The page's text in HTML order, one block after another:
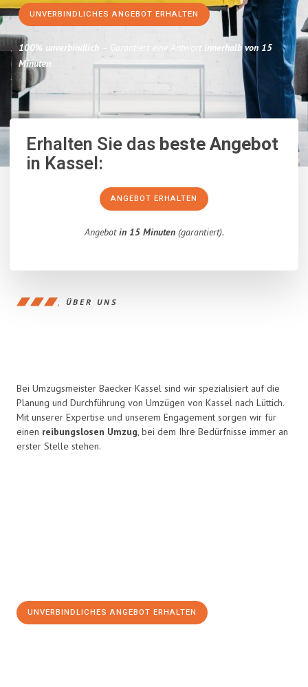
UNVERBINDLICHES ANGEBOT ERHALTEN
100% unverbindlich – Garantiert eine Antwort innerhalb von 15
Minuten.
Erhalten Sie dasbeste Angebot
in Kassel:
ANGEBOT ERHALTEN
Angebotin 15 Minuten(garantiert).
ÜBER UNS
Bei Umzugsmeister Baecker Kassel sind wir spezialisiert auf die
Planung und Durchführung von Umzügen von Kassel nach Lüttich.
Mit unserer Expertise und unserem Engagement sorgen wir für
einen reibungslosen Umzug, bei dem Ihre Bedürfnisse immer an
erster Stelle stehen.
UNVERBINDLICHES ANGEBOT ERHALTEN